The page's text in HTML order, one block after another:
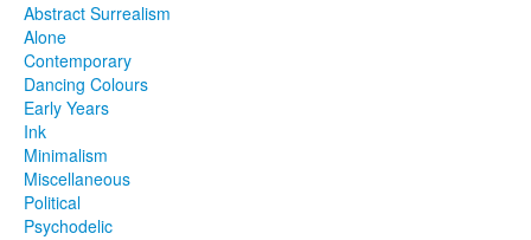
Bilder
& Projekte
Abstract Surrealism
Alone
Contemporary
Dancing Colours
Early Years
Ink
Minimalism
Miscellaneous
Political
Psychodelic